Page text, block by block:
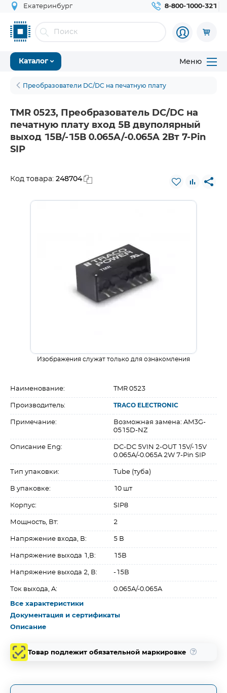
Екатеринбург 8-800-1000-321
Каталог Меню
Преобразователи DC/DC на печатную плату
TMR 0523, Преобразователь DC/DC на
печатную плату вход 5В двуполярный
выход 15В/-15В 0.065A/-0.065A 2Вт 7-Pin
SIP
Код товара: 248704
Изображения служат только для ознакомления
Наименование: TMR 0523
Производитель: TRACO ELECTRONIC
Примечание:
Возможная замена: AM3G-
0515D-NZ
Описание Eng:
DC-DC 5VIN 2-OUT 15V/-15V
0.065A/-0.065A 2W 7-Pin SIP
Тип упаковки: Tube (туба)
В упаковке: 10 шт
Корпус: SIP8
Мощность, Вт: 2
Напряжение входа, В: 5 В
Напряжение выхода 1,В: 15В
Напряжение выхода 2, В: -15В
Ток выхода, A: 0.065A/-0.065A
Все характеристики
Документация и сертификаты
Описание
Товар подлежит обязательной маркировке